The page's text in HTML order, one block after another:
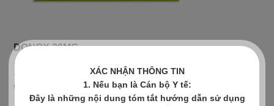
XÁC NHẬN THÔNG TIN
1. Nếu bạn là Cán bộ Y tế:
Đây là những nội dung tóm tắt hướng dẫn sử dụng
DONOX 20MG
- Dự phòng đau thắt ngực.
- Điều trị hỗ trợ trong suy tim sung huyết không đáp ứng với
glycosid tim hoặc thuốc lợi tiểu.